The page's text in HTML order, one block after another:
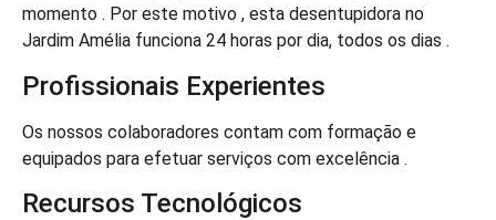
momento . Por este motivo , esta desentupidora no
Jardim Amélia funciona 24 horas por dia, todos os dias .
Profissionais Experientes
Os nossos colaboradores contam com formação e
equipados para efetuar serviços com excelência .
Recursos Tecnológicos